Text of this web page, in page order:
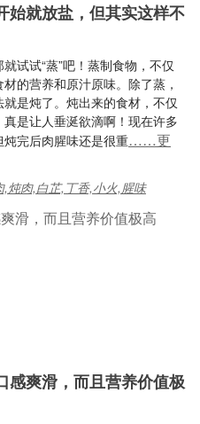
始就放盐，但其实这样不
试试“蒸”吧！蒸制食物，不仅
的营养和原汁原味。除了蒸，
是炖了。炖出来的食材，不仅
是让人垂涎欲滴啊！现在许多
完后肉腥味还是很重……更
,炖肉,白芷,丁香,小火,腥味
感爽滑，而且营养价值极